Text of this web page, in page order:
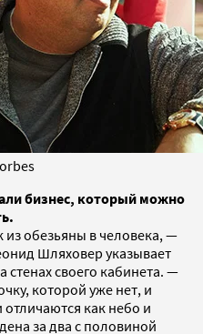
бизнес, который можно
обезьяны в человека, —
Шляховер указывает
стенах своего кабинета. —
которой уже нет, и
как небо и
за два с половиной